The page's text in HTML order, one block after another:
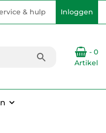
& hulp Inloggen
- 0
Artikel